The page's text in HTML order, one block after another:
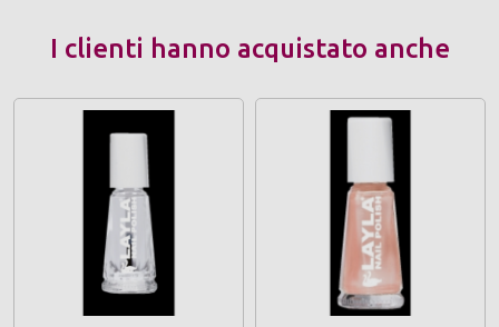
I clienti hanno acquistato anche